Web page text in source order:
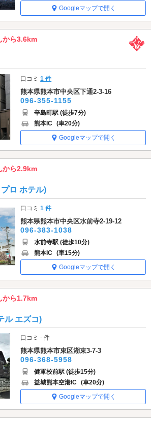
Googleマップで開く
から3.6km
口コミ1 件
熊本県熊本市中央区下通2-3-16
096-355-1155
辛島町駅 (徒歩7分)
熊本IC (車20分)
Googleマップで開く
から2.9km
ロ ホテル)
口コミ1 件
熊本県熊本市中央区水前寺2-19-12
096-383-1038
水前寺駅 (徒歩10分)
熊本IC (車15分)
Googleマップで開く
から1.7km
ル エズコ)
口コミ - 件
熊本県熊本市東区湖東3-7-3
096-368-5958
健軍校前駅 (徒歩15分)
益城熊本空港IC (車20分)
Googleマップで開く